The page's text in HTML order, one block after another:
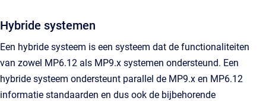
Hybride systemen
Een hybride systeem is een systeem dat de functionaliteiten
van zowel MP6.12 als MP9.x systemen ondersteund. Een
hybride systeem ondersteunt parallel de MP9.x en MP6.12
informatie standaarden en dus ook de bijbehorende